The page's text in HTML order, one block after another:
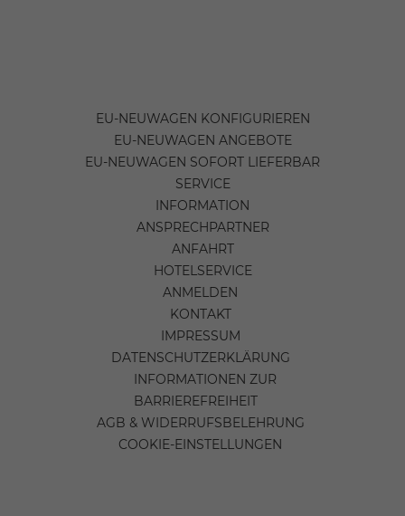
EU-NEUWAGEN KONFIGURIEREN
EU-NEUWAGEN ANGEBOTE
EU-NEUWAGEN SOFORT LIEFERBAR
SERVICE
INFORMATION
ANSPRECHPARTNER
ANFAHRT
HOTELSERVICE
ANMELDEN
KONTAKT
IMPRESSUM
DATENSCHUTZERKLÄRUNG
INFORMATIONEN ZUR
BARRIEREFREIHEIT
AGB & WIDERRUFSBELEHRUNG
COOKIE-EINSTELLUNGEN